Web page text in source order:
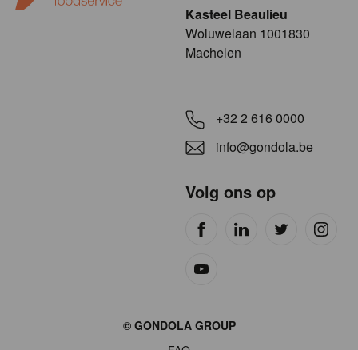
Kasteel Beaulieu
​​​Woluwelaan 1001830
Machelen
+32 2 616 0000
info@gondola.be
Volg ons op
© GONDOLA GROUP